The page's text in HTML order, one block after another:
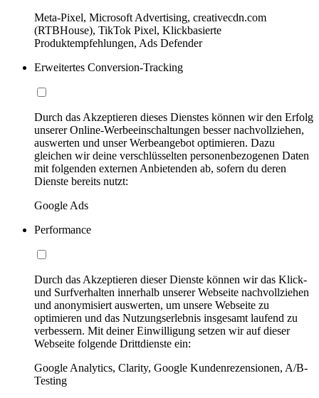
Meta-Pixel, Microsoft Advertising, creativecdn.com
(RTBHouse), TikTok Pixel, Klickbasierte
Produktempfehlungen, Ads Defender
Erweitertes Conversion-Tracking
Durch das Akzeptieren dieses Dienstes können wir den Erfolg
unserer Online-Werbeeinschaltungen besser nachvollziehen,
auswerten und unser Werbeangebot optimieren. Dazu
gleichen wir deine verschlüsselten personenbezogenen Daten
mit folgenden externen Anbietenden ab, sofern du deren
Dienste bereits nutzt:
Google Ads
Performance
Durch das Akzeptieren dieser Dienste können wir das Klick-
und Surfverhalten innerhalb unserer Webseite nachvollziehen
und anonymisiert auswerten, um unsere Webseite zu
optimieren und das Nutzungserlebnis insgesamt laufend zu
verbessern. Mit deiner Einwilligung setzen wir auf dieser
Webseite folgende Drittdienste ein:
Google Analytics, Clarity, Google Kundenrezensionen, A/B-
Testing